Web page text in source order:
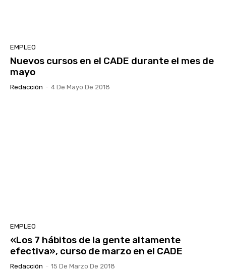
EMPLEO
Nuevos cursos en el CADE durante el mes de
mayo
Redacción - 4 De Mayo De 2018
EMPLEO
«Los 7 hábitos de la gente altamente
efectiva», curso de marzo en el CADE
Redacción - 15 De Marzo De 2018